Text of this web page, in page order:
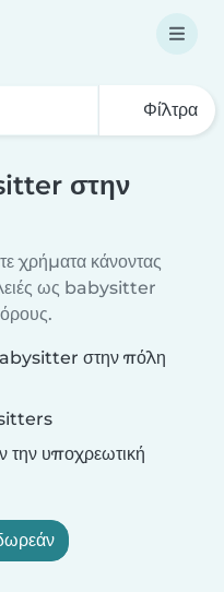
Φίλτρα
στην
χρήματα κάνοντας
ως babysitter
babysitter στην πόλη
υποχρεωτική